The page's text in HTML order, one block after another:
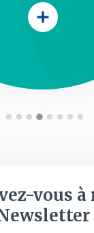
vous à